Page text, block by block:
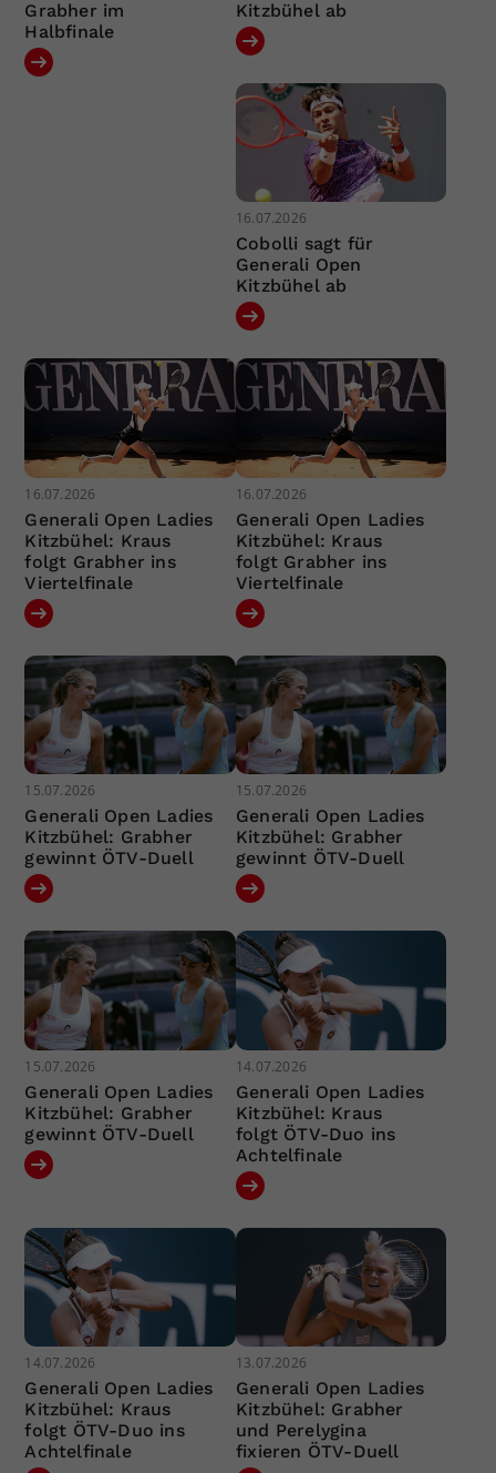
Grabher im
Halbfinale
Kitzbühel ab
16.07.2026
Cobolli sagt für
Generali Open
Kitzbühel ab
16.07.2026
Generali Open Ladies
Kitzbühel: Kraus
folgt Grabher ins
Viertelfinale
16.07.2026
Generali Open Ladies
Kitzbühel: Kraus
folgt Grabher ins
Viertelfinale
15.07.2026
Generali Open Ladies
Kitzbühel: Grabher
gewinnt ÖTV-Duell
15.07.2026
Generali Open Ladies
Kitzbühel: Grabher
gewinnt ÖTV-Duell
15.07.2026
Generali Open Ladies
Kitzbühel: Grabher
gewinnt ÖTV-Duell
14.07.2026
Generali Open Ladies
Kitzbühel: Kraus
folgt ÖTV-Duo ins
Achtelfinale
14.07.2026
Generali Open Ladies
Kitzbühel: Kraus
folgt ÖTV-Duo ins
Achtelfinale
13.07.2026
Generali Open Ladies
Kitzbühel: Grabher
und Perelygina
fixieren ÖTV-Duell